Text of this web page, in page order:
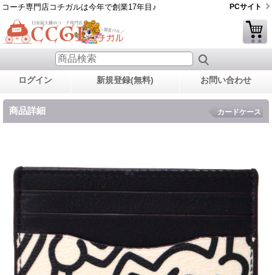
コーチ専門店コチガルは今年で創業17年目♪ PCサイト
ログイン 新規登録(無料) お問い合わせ
商品詳細 カードケース